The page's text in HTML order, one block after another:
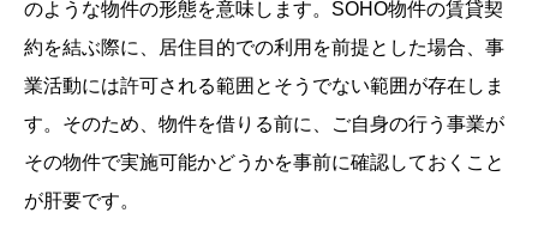
のような物件の形態を意味します。SOHO物件の賃貸契
約を結ぶ際に、居住目的での利用を前提とした場合、事
業活動には許可される範囲とそうでない範囲が存在しま
す。そのため、物件を借りる前に、ご自身の行う事業が
その物件で実施可能かどうかを事前に確認しておくこと
が肝要です。